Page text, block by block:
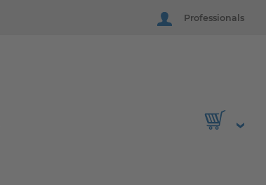
Professionals